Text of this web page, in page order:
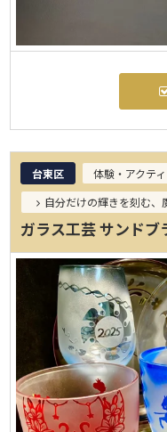
台東区
体験・アクテ
自分だけの輝きを刻む、
ガラス工芸 サンドブ